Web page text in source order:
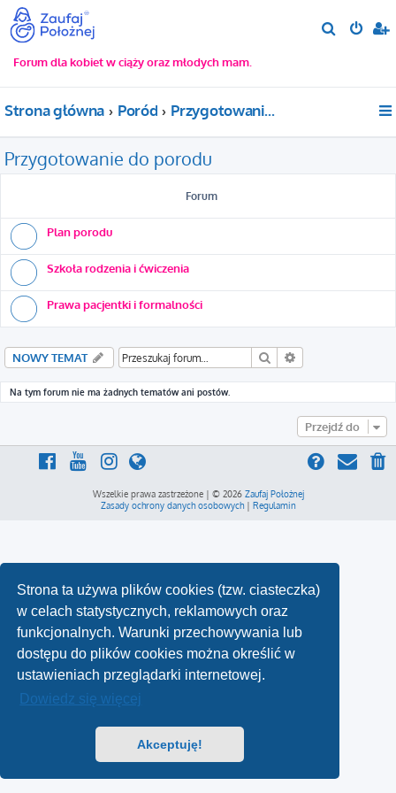
Strona ta używa plików cookies (tzw. ciasteczka)
w celach statystycznych, reklamowych oraz
funkcjonalnych. Warunki przechowywania lub
dostępu do plików cookies można określić w
ustawieniach przeglądarki internetowej.
Dowiedz się więcej
Akceptuję!
j
Forum dla kobiet w ciąży oraz młodych mam.
Strona główna Poród Przygotowanie do porodu
Przygotowanie do porodu
Forum
Plan porodu
Szkoła rodzenia i ćwiczenia
Prawa pacjentki i formalności
NOWY TEMAT Szukaj
Na tym forum nie ma żadnych tematów ani postów.
Przejdź do
Wszelkie prawa zastrzeżone | © 2026 Zaufaj Położnej
Zasady ochrony danych osobowych| Regulamin